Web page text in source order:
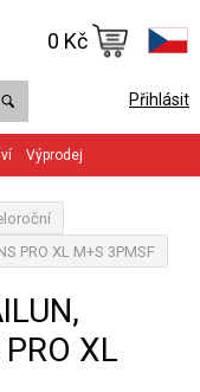
Přihlásit
0 Kč
Výprodej
PRO XL M+S 3PMSF
XL